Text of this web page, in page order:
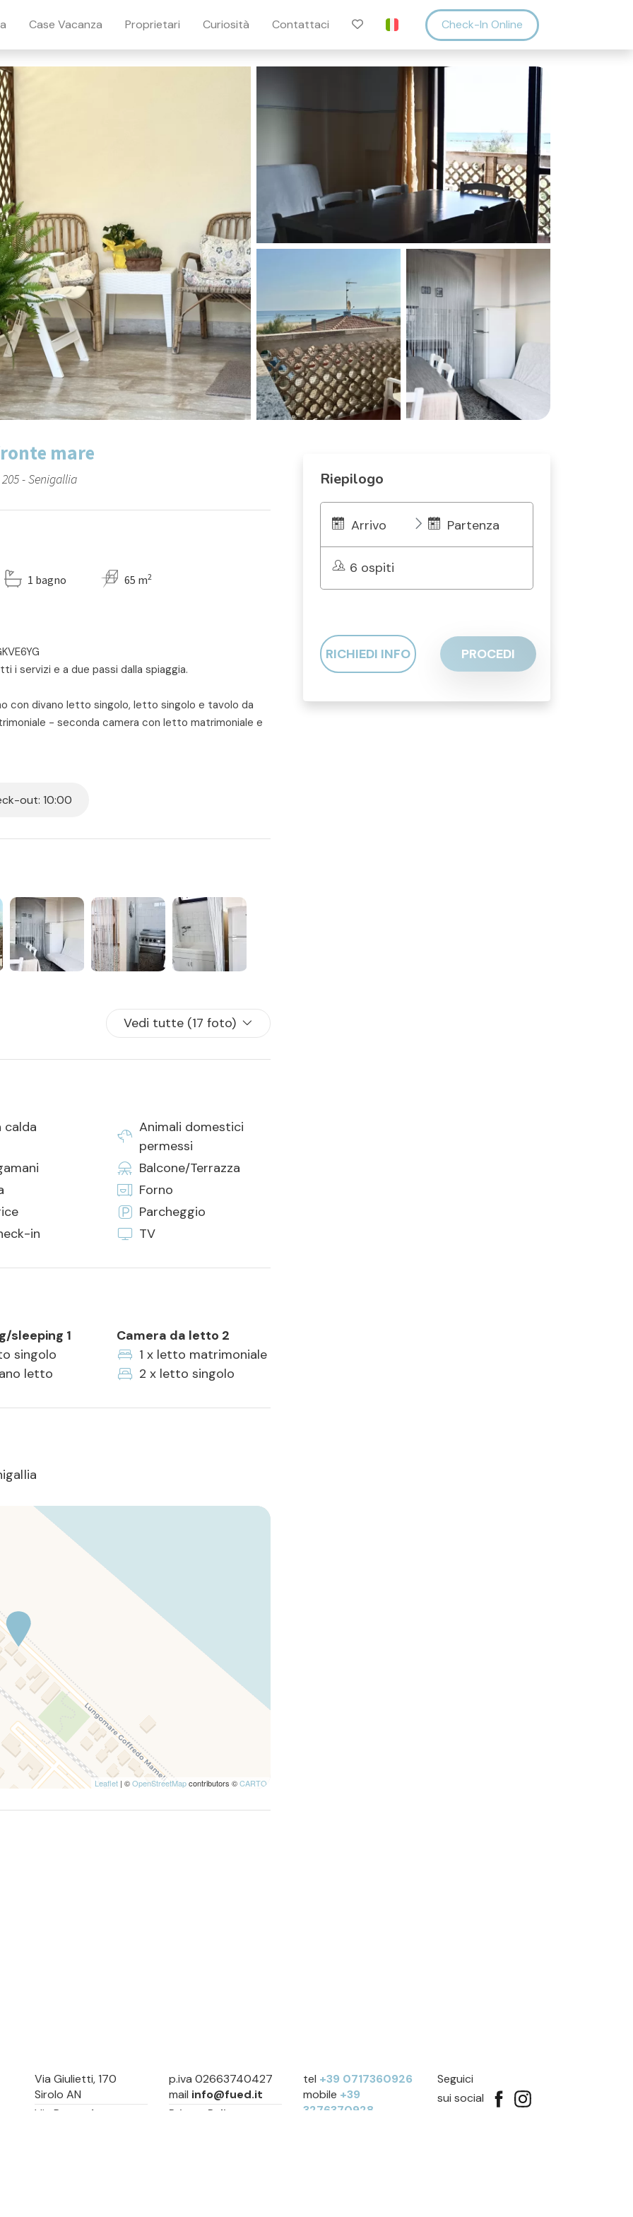
Case Vacanza Proprietari Curiosità Contattaci Check-In Online
mare
- Senigallia
1 bagno 65 m2
i servizi e a due passi dalla spiaggia.
con divano letto singolo, letto singolo e tavolo da
- seconda camera con letto matrimoniale e
durante il giorno e riposizionate nell’area adibita
out: 10:00
Vedi tutte (17 foto)
calda
Animali domestici
permessi
Balcone/Terrazza
Forno
Parcheggio
in TV
sleeping 1
singolo
letto
Camera da letto 2
1 x letto matrimoniale
2 x letto singolo
Leaflet | ©OpenStreetMapcontributors ©CARTO
Riepilogo
Arrivo Partenza
6 ospiti
RICHIEDI INFO PROCEDI
Via Giulietti, 170
Sirolo AN
Via Roma, 4
p.iva 02663740427
mail info@fued.it
Privacy Policy
tel +39 0717360926
mobile +39
3276370928
Seguici
sui social